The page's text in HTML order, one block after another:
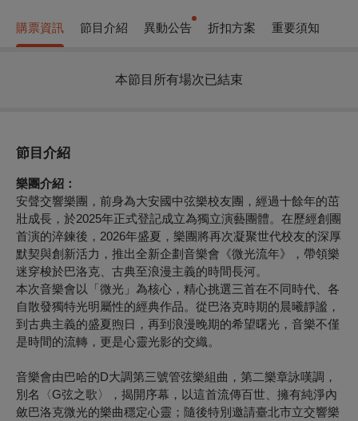
購票資訊 節目介紹 異動公告 折扣方案 重要須知
本節目所有場次已結束
節目介紹
樂團介紹：
安聲交響樂團，前身為大安國中弦樂校友團，經過十餘年的茁
壯成長，於2025年正式登記成立為獨立演藝團體。在歷經創團
首演的淬鍊後，2026年盛夏，樂團將再次凝聚世代校友的深厚
默契與創新活力，推出全新企劃音樂會《微光流年》，帶領樂
迷穿梭於巴洛克、古典至浪漫主義的時間長河。
本次音樂會以「微光」為核心，精心挑選三首在不同時代、各
自散發獨特光明屬性的經典作品。從巴洛克時期的晨曦靜謐，
到古典主義的盛夏煦日，再到浪漫晚期的希望曙光，音樂不僅
是時間的流轉，更是心靈光影的交織。
音樂會由巴哈的D大調第三號管弦樂組曲，第二樂章詠嘆調，
別名〈G弦之歌〉，揭開序幕，以這首流傳百世、擁有純淨內
斂巴洛克微光的樂曲穩定心靈；隨後特別邀請臺北市立交響樂